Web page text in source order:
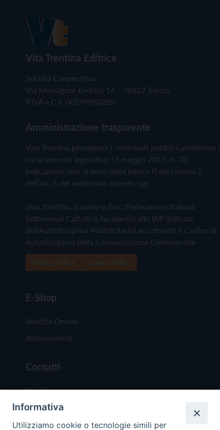
Vita Trentina Editrice
Società Cooperativa
Via Monsignor Endrici, 14 – 38122 Trento
P.IVA e C.F. 00199960220
Amministrazione trasparente
Vita Trentina percepisce i contributi pubblici all'editoria
cui al decreto legislativo 15 maggio 2017, n. 70.
Indicazione resa ai sensi della lettera f) del comma 2
dell'art. 5 del medesimo decreto Lgs.
Vita Trentina, tramite la Fisc (Federazione Italiana
Settimanali Cattolici), ha aderito allo IAP (Istituto
dell'Autodisciplina Pubblicitaria) accettando il Codice di
Autodisciplina della Comunicazione Commerciale
E-Shop
Vendita Online
Abbonamenti
Contatti
Chi Siamo
Redazione
Scrivici
Informativa
Utilizziamo cookie o tecnologie simili per